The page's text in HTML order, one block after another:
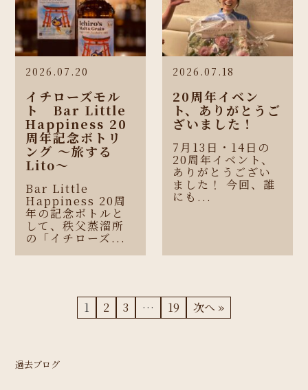
2026.07.20
イチローズモル
ト Bar Little
Happiness 20
周年記念ボトリ
ング 〜旅する
Lito〜
Bar Little
Happiness 20周
年の記念ボトルと
して、秩父蒸溜所
の「イチローズ...
2026.07.18
20周年イベン
ト、ありがとうご
ざいました！
7月13日・14日の
20周年イベント、
ありがとうござい
ました！ 今回、誰
にも...
1 2 3 … 19 次へ »
過去ブログ